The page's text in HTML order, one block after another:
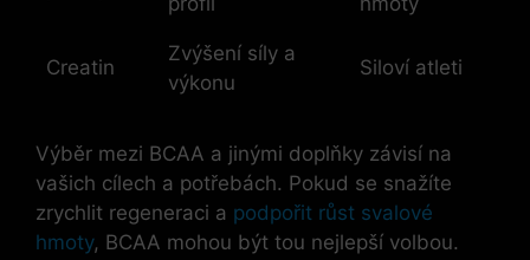
Creatin
Zvýšení síly a
výkonu
Siloví atleti
Výběr mezi BCAA a jinými doplňky závisí na
vašich cílech a potřebách. Pokud se snažíte
zrychlit regeneraci a podpořit růst svalové
hmoty, BCAA mohou být tou nejlepší volbou.